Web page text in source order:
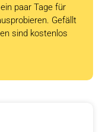
paar Tage für
Gefällt
sind kostenlos